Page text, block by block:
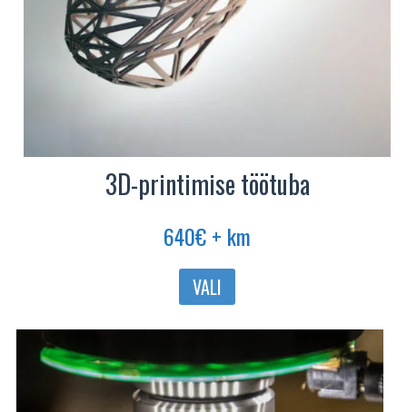
3D-printimise töötuba
640€+ km
VALI
Sellel
varianti.
Valikuid